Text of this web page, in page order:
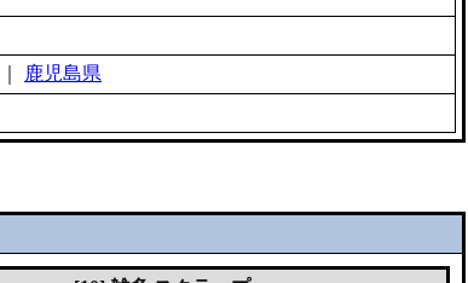
鹿児島県